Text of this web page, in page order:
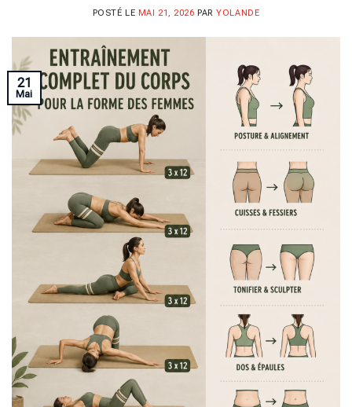
POSTÉ LE MAI 21, 2026 PARYOLANDE
21
Mai